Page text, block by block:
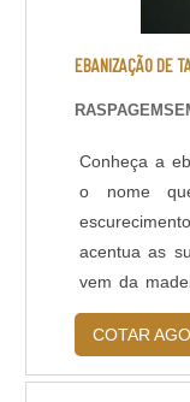
EBANIZAÇÃO DE
Conheça a
o nome
acentua as
vem da
uma árvore
uma
ebanização
COTAR